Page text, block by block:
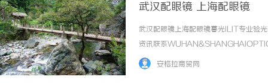
武汉配眼镜 上海配眼镜
武汉配眼镜上海配眼镜暮光ILIT专业验
资讯联系
品牌，现于武汉与上海设有4家门店。
安格拉商贸网
商标转让：交易风险与避